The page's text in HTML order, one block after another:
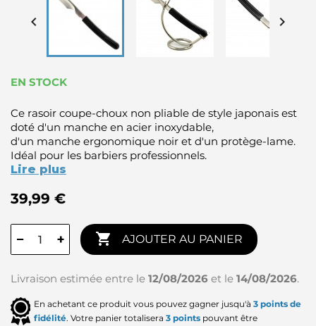
 
EN STOCK
Ce rasoir coupe-choux non pliable de style japonais est
doté d'un manche en acier inoxydable,
d'un manche ergonomique noir et d'un protège-lame.
Idéal pour les barbiers professionnels.
Lire plus
39,99 €
− +  AJOUTER AU PANIER
Livraison estimée entre le 12/08/2026 et le 14/08/2026.
En achetant ce produit vous pouvez gagner jusqu'à 3 points de
fidélité. Votre panier totalisera 3 points pouvant être